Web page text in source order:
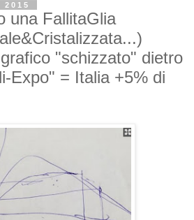
una FallitaGlia
"schizzato" dietro
Expo" = Italia +5% di